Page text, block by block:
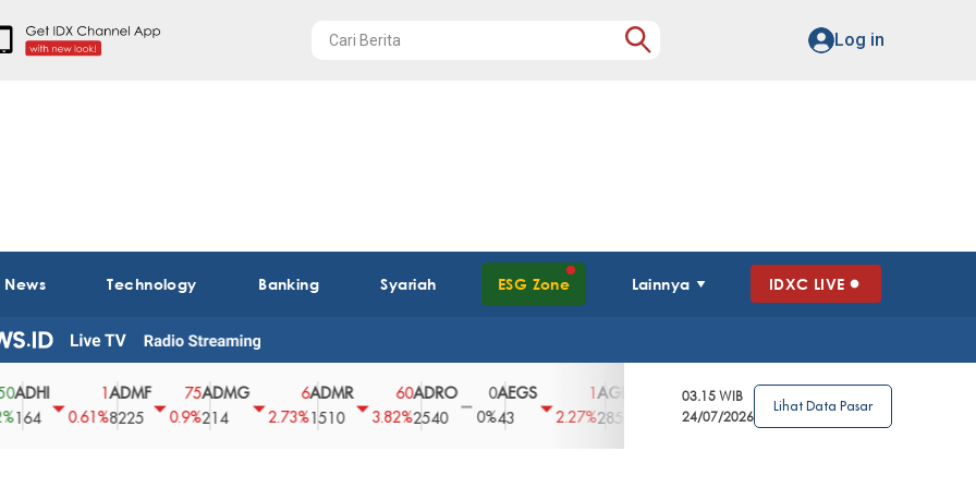
Log in
Technology Banking Syariah ESG Zone Lainnya IDXC LIVE
0.61%
ADMF
8225
75
0.9%
ADMG
214
2.73%
ADMR
1510
60
3.82%
ADRO
2540
0
0%
AEGS
2.27% 2850
3.39%
AGRO
4
2.63%
AGRS
0%
03.15 WIB
24/07/2026
Lihat Data Pasar